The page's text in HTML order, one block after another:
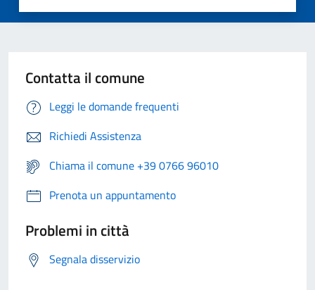
Contatta il comune
Leggi le domande frequenti
Richiedi Assistenza
Chiama il comune +39 0766 96010
Prenota un appuntamento
Problemi in città
Segnala disservizio